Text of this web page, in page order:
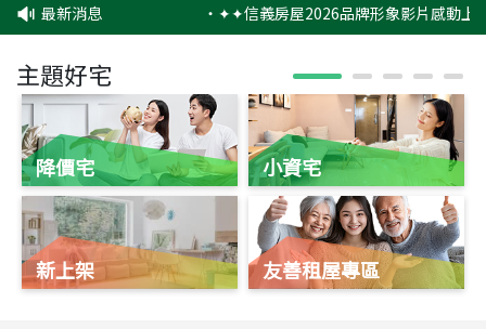
最新消息 ‧✦✦信義房屋2026品牌形象影片感動上
主題好宅
降價宅
新上架
小資宅
友善租屋專區